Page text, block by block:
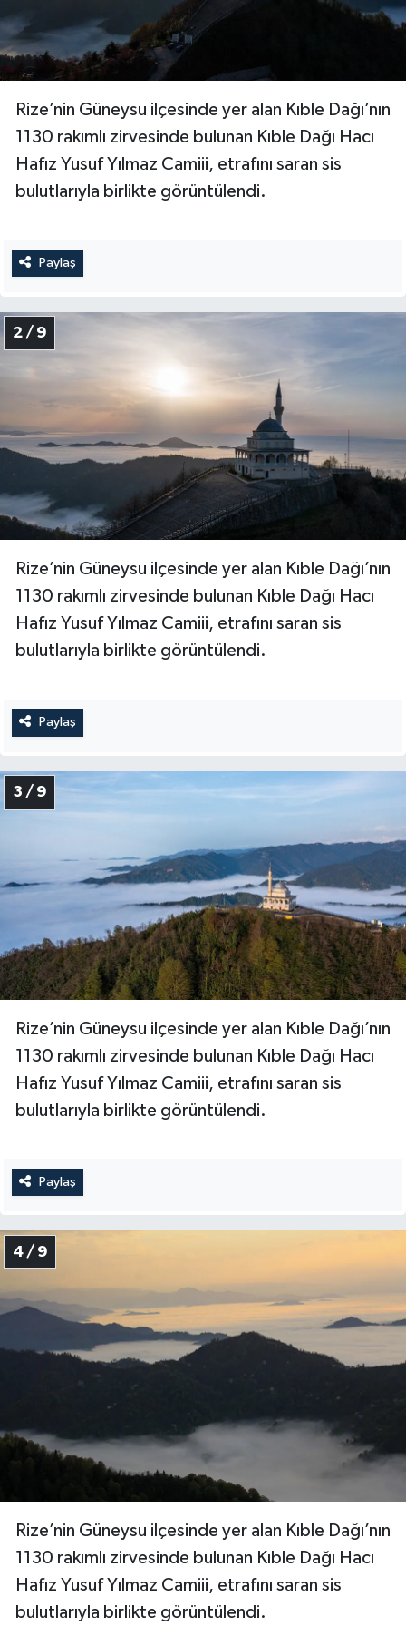
Rize’nin Güneysu ilçesinde yer alan Kıble Dağı’nın
1130 rakımlı zirvesinde bulunan Kıble Dağı Hacı
Hafız Yusuf Yılmaz Camiii, etrafını saran sis
bulutlarıyla birlikte görüntülendi.
Paylaş
2 / 9
Rize’nin Güneysu ilçesinde yer alan Kıble Dağı’nın
1130 rakımlı zirvesinde bulunan Kıble Dağı Hacı
Hafız Yusuf Yılmaz Camiii, etrafını saran sis
bulutlarıyla birlikte görüntülendi.
Paylaş
3 / 9
Rize’nin Güneysu ilçesinde yer alan Kıble Dağı’nın
1130 rakımlı zirvesinde bulunan Kıble Dağı Hacı
Hafız Yusuf Yılmaz Camiii, etrafını saran sis
bulutlarıyla birlikte görüntülendi.
Paylaş
4 / 9
Rize’nin Güneysu ilçesinde yer alan Kıble Dağı’nın
1130 rakımlı zirvesinde bulunan Kıble Dağı Hacı
Hafız Yusuf Yılmaz Camiii, etrafını saran sis
bulutlarıyla birlikte görüntülendi.
Bitlis Müftülüğü
Burdur Müftülüğü
Bursa Müftülüğü
Çankırı Müftülüğü
Çorum Müftülüğü
Denizli Müftülüğü
Diyarbakır Müftülüğü
Düzce Müftülüğü
Edirne Müftülüğü
Erzincan Müftülüğü
Erzurum Müftülüğü
Gaziantep Müftülüğü
Giresun Müftülüğü
Hakkari Müftülüğü
Hatay Müftülüğü
Iğdır Müftülüğü
İstanbul Müftülüğü
İzmir Müftülüğü
Karabük Müftülüğü
Kars Müftülüğü
Kastamonu Müftülüğü
Kayseri Müftülüğü
Kilis Müftülüğü
Kırıkkale Müftülüğü
Kırklareli Müftülüğü
Kocaeli Müftülüğü
Sağlık
Ekonomi
Duyurular
Bilim, Teknoloji
Biyografiler
İhtida Haberleri
YAŞAM